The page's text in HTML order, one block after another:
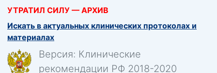
УТРАТИЛ СИЛУ — АРХИВ
Искать в актуальных клинических протоколах и
материалах
Версия: Клинические
рекомендации РФ 2018-2020